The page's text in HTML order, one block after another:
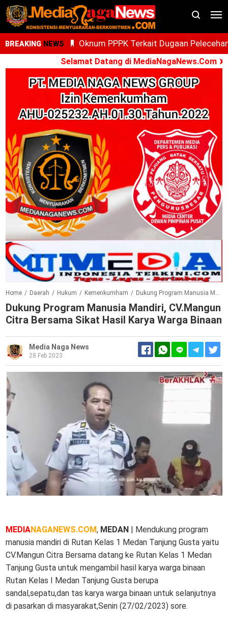
BREAKING NEWS
Oknum PPPK Terkait Dugaan
Anak Magang Di Kantor Kemenhaj
Kini Diperiksa Di Kanwil Kemenhaj
Sumut
Whisnu Legenda Bintang Yang Terus
Cemerlang
Selamat Datang di MediaNagaNews.Com ➤
Home / Daerah / Hukum / Kemenkumham / Dukung Program Manusia Mandiri, CV.Mangun Citra Bersama Sikat Hasil Karya Warga Binaan
Dukung Program Manusia Mandiri, CV.Mangun
Citra Bersama Sikat Hasil Karya Warga Binaan
Media Naga News
28 Feb 2023
MEDIANAGANEWS.COM, MEDAN | Mendukung program
manusia mandiri di Rutan Kelas 1 Medan Tanjung Gusta yaitu
CV.Mangun Citra Bersama datang ke Rutan Kelas 1 Medan
Tanjung Gusta untuk mengambil hasil karya warga binaan
Rutan Kelas I Medan Tanjung Gusta berupa
sandal,sepatu,dan tas karya warga binaan untuk selanjutnya
di pasarkan di masyarakat,Senin (27/02/2023) sore.